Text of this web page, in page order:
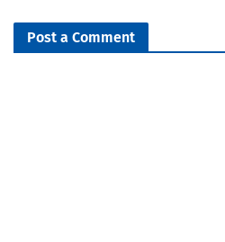
Post a Comment